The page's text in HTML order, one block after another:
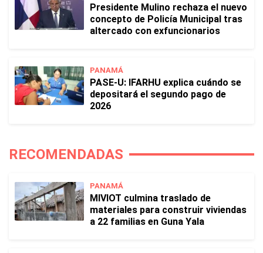
Presidente Mulino rechaza el nuevo
concepto de Policía Municipal tras
altercado con exfuncionarios
PANAMÁ
PASE-U: IFARHU explica cuándo se
depositará el segundo pago de
2026
RECOMENDADAS
PANAMÁ
MIVIOT culmina traslado de
materiales para construir viviendas
a 22 familias en Guna Yala